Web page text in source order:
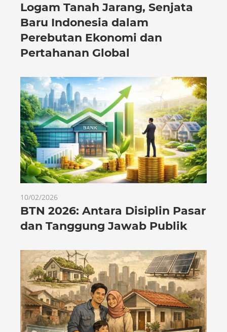
Logam Tanah Jarang, Senjata
Baru Indonesia dalam
Perebutan Ekonomi dan
Pertahanan Global
10/02/2026
BTN 2026: Antara Disiplin Pasar
dan Tanggung Jawab Publik